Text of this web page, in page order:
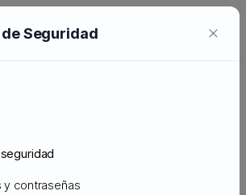
satisfechos en todo el mundo confían
y protegen sus sitios web con
Seguridad ×
y contraseñas